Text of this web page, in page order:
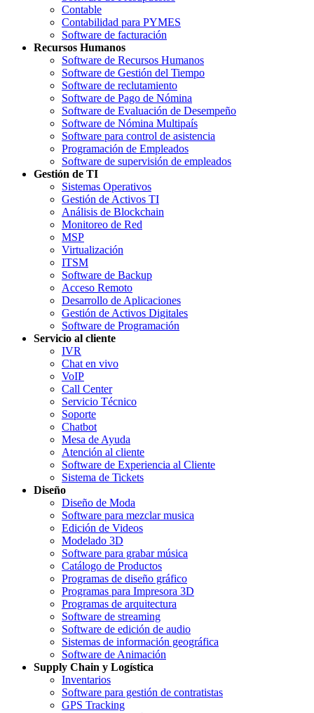
Contable
Contabilidad para PYMES
Software de facturación
Recursos Humanos
Software de Recursos Humanos
Software de Gestión del Tiempo
Software de reclutamiento
Software de Pago de Nómina
Software de Evaluación de Desempeño
Software de Nómina Multipaís
Software para control de asistencia
Programación de Empleados
Software de supervisión de empleados
Gestión de TI
Sistemas Operativos
Gestión de Activos TI
Análisis de Blockchain
Monitoreo de Red
MSP
Virtualización
ITSM
Software de Backup
Acceso Remoto
Desarrollo de Aplicaciones
Gestión de Activos Digitales
Software de Programación
Servicio al cliente
IVR
Chat en vivo
VoIP
Call Center
Servicio Técnico
Soporte
Chatbot
Mesa de Ayuda
Atención al cliente
Software de Experiencia al Cliente
Sistema de Tickets
Diseño
Diseño de Moda
Software para mezclar musica
Edición de Videos
Modelado 3D
Software para grabar música
Catálogo de Productos
Programas de diseño gráfico
Programas para Impresora 3D
Programas de arquitectura
Software de streaming
Software de edición de audio
Sistemas de información geográfica
Software de Animación
Supply Chain y Logística
Inventarios
Software para gestión de contratistas
GPS Tracking